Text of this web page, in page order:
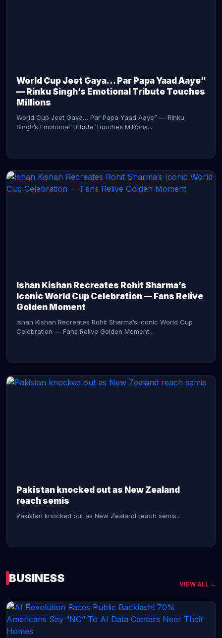
World Cup Jeet Gaya… Par Papa Yaad Aaye”
— Rinku Singh’s Emotional Tribute Touches
Millions
World Cup Jeet Gaya… Par Papa Yaad Aaye” — Rinku
Singh’s Emotional Tribute Touches Millions...
Ishan Kishan Recreates Rohit Sharma’s
Iconic World Cup Celebration — Fans Relive
Golden Moment
Ishan Kishan Recreates Rohit Sharma’s Iconic World Cup
Celebration — Fans Relive Golden Moment...
Pakistan knocked out as New Zealand
reach semis
Pakistan knocked out as New Zealand reach semis...
CONTINUE READING →
BUSINESS VIEW ALL →